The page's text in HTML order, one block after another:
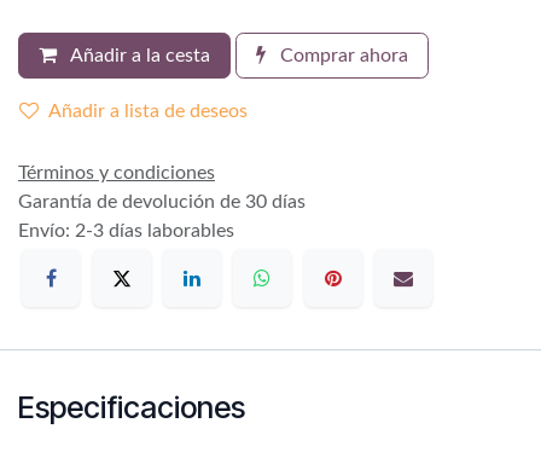
Añadir a la cesta Comprar ahora
Añadir a lista de deseos
Términos y condiciones
Garantía de devolución de 30 días
Envío: 2-3 días laborables
Especificaciones